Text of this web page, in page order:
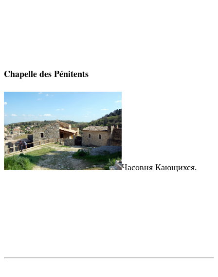
Chapelle des Pénitents
Часовня Кающихся.